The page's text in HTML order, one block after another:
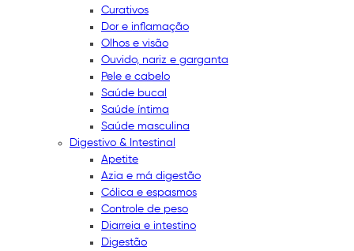
Curativos
Dor e inflamação
Olhos e visão
Ouvido, nariz e garganta
Pele e cabelo
Saúde bucal
Saúde íntima
Saúde masculina
Digestivo & Intestinal
Apetite
Azia e má digestão
Cólica e espasmos
Controle de peso
Diarreia e intestino
Digestão